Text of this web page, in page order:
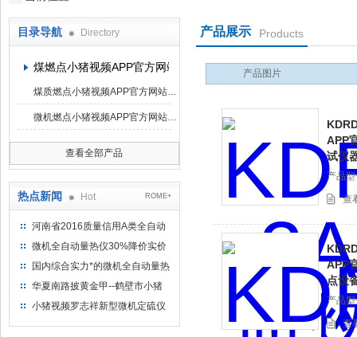
鹤壁市小猪视频罗志祥仪器仪表有限公司
目录导航 Directory
煤燃点小猪视频APP官方网站下载罗志祥
煤质燃点小猪视频APP官方网站下载罗志祥
微机燃点小猪视频APP官方网站下载罗志祥
查看全部产品
热点新闻 Hot ROME+
河南省2016质量信用A类全自动
量热仪
微机全自动量热仪30%降价实价
出售
国内综合实力*的微机全自动量热
仪制造企业
华夏南路披黄金甲--鹤壁市小猪
视频罗志祥仪器仪表有限公司
小猪视频罗志祥新型微机定硫仪
产品展示 Products
产品图片
APP
试仪
产品型号
查
APP
点设
产品型号
查